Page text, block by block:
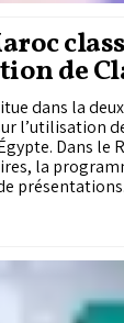
de
dans la
l’utilisation
Dans
la
présentations.